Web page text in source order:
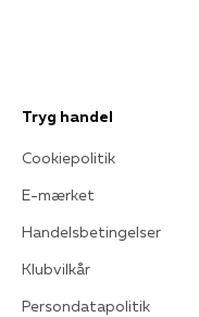
Tryg handel
Cookiepolitik
E-mærket
Handelsbetingelser
Klubvilkår
Persondatapolitik